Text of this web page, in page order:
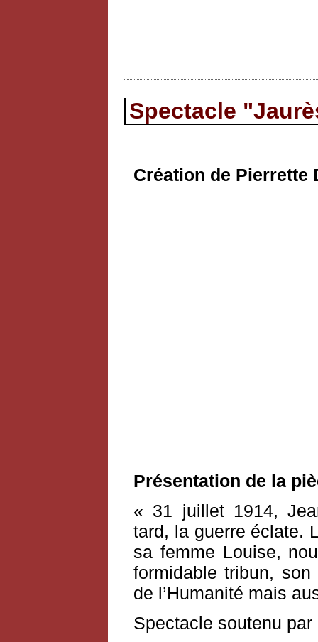
Spectacle
Création de Pierrette
Présentation de la
« 31 juillet 1914,
tard, la guerre éclate.
sa femme Louise,
formidable tribun,
de l’Humanité mais
Spectacle soutenu